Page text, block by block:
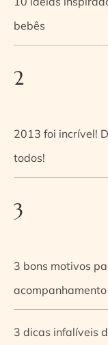
bebês
2
2013 foi incrível!
todos!
3
3 bons motivos
3 dicas infalíveis